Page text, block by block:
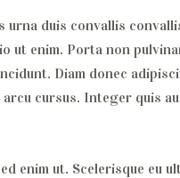
duis convallis
ut enim. Porta non
Diam donec
cursus. Integer quis
enim ut. Scelerisque eu